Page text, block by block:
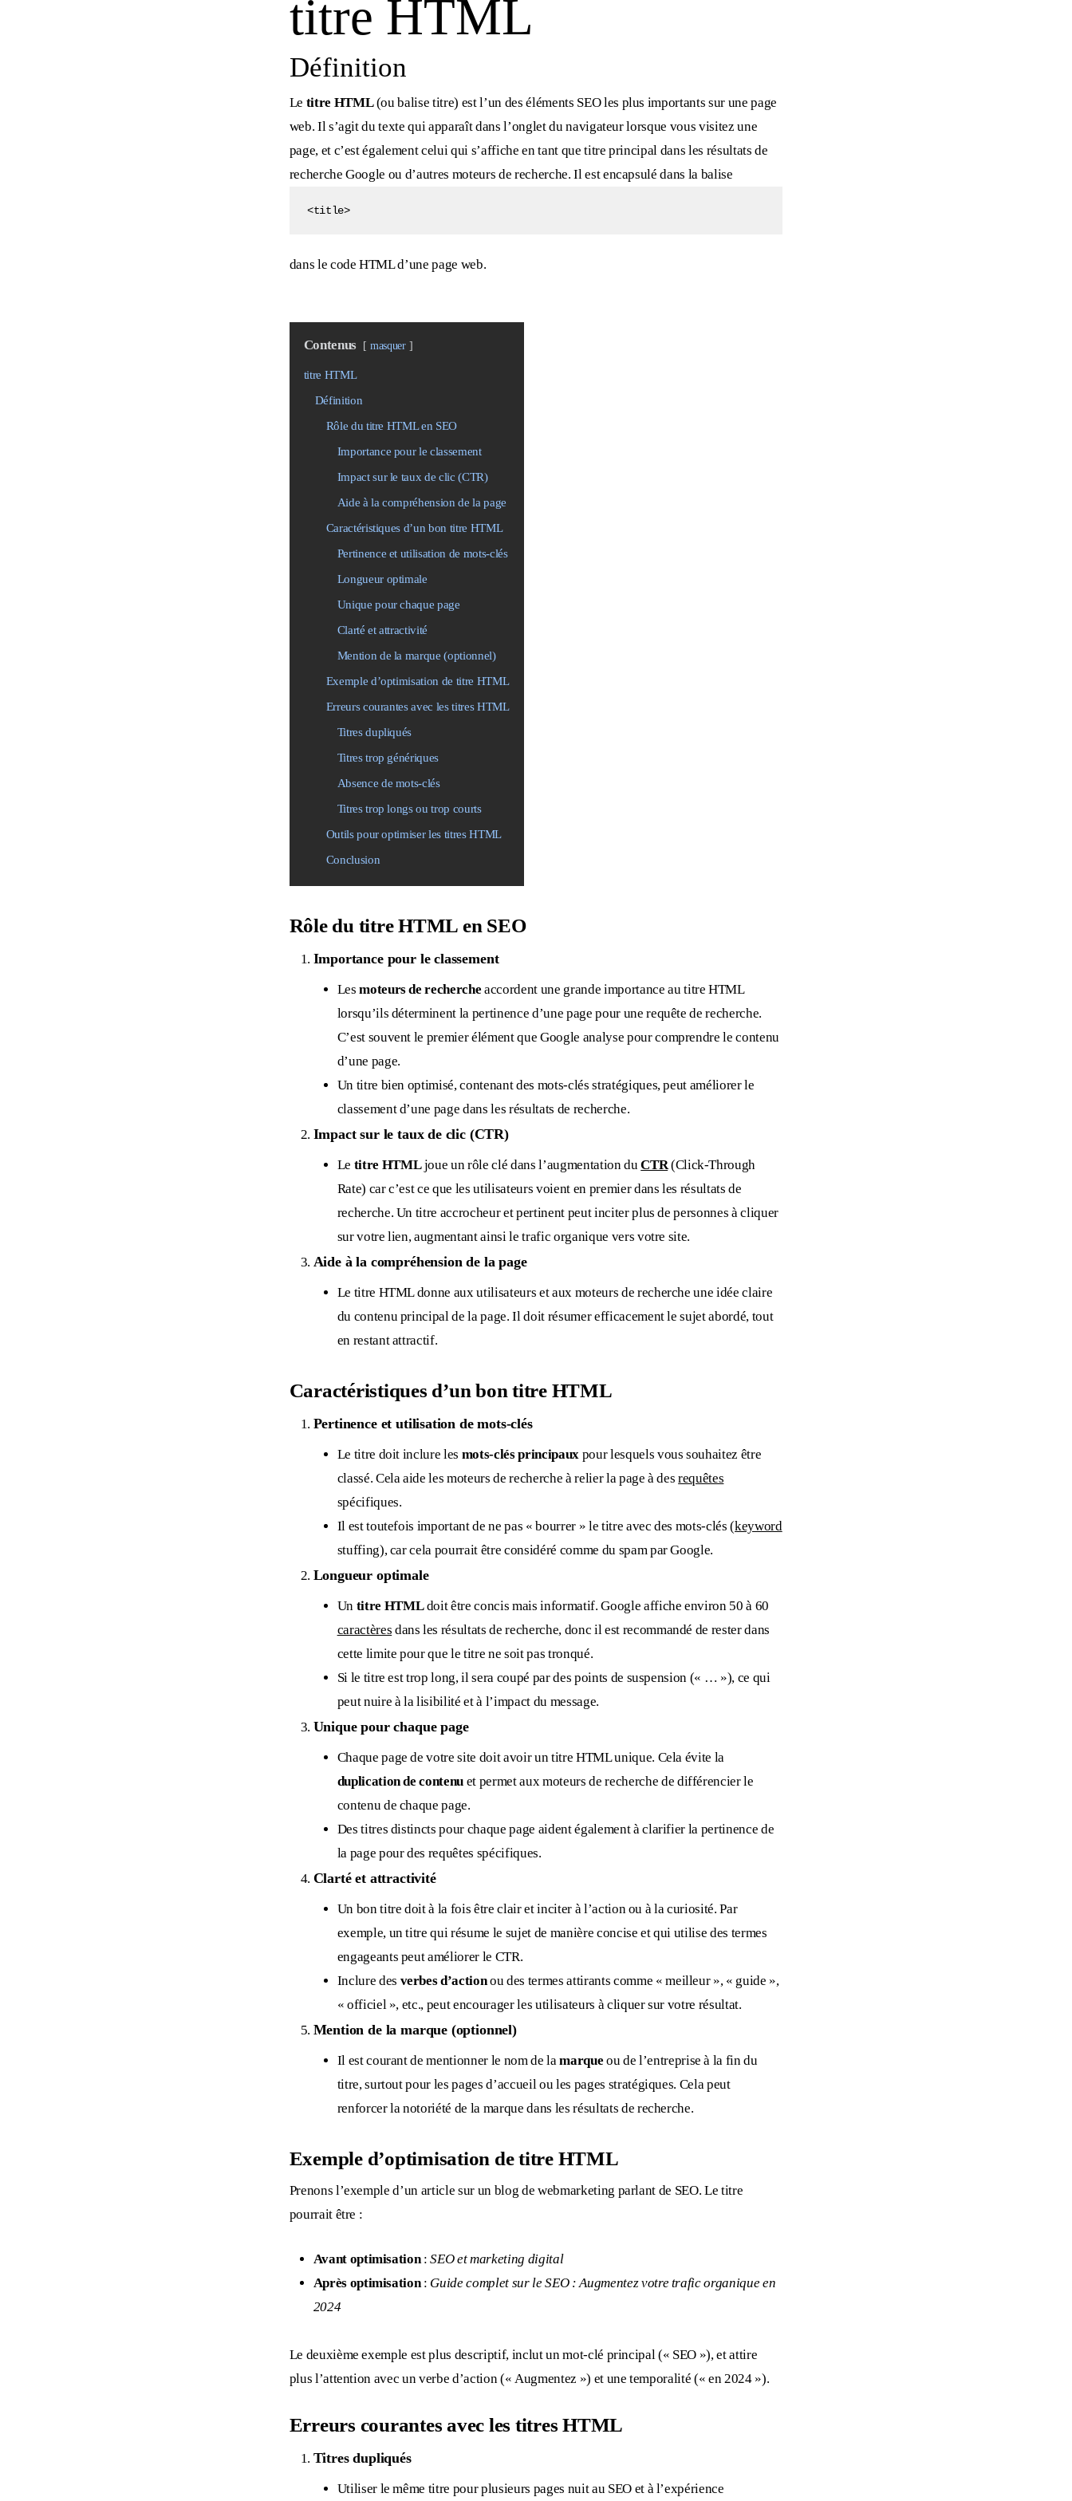
titre HTML
Définition
Le titre HTML(ou balise titre) est l’un des éléments SEO les plus importants sur une page
web. Il s’agit du texte qui apparaît dans l’onglet du navigateur lorsque vous visitez une
page, et c’est également celui qui s’affiche en tant que titre principal dans les résultats de
recherche Google ou d’autres moteurs de recherche. Il est encapsulé dans la balise
<title>
dans le code HTML d’une page web.
Contenus masquer
titre HTML
Définition
Rôle du titre HTML en SEO
Importance pour le classement
Impact sur le taux de clic (CTR)
Aide à la compréhension de la page
Caractéristiques d’un bon titre HTML
Pertinence et utilisation de mots-clés
Longueur optimale
Unique pour chaque page
Clarté et attractivité
Mention de la marque (optionnel)
Exemple d’optimisation de titre HTML
Erreurs courantes avec les titres HTML
Titres dupliqués
Titres trop génériques
Absence de mots-clés
Titres trop longs ou trop courts
Outils pour optimiser les titres HTML
Conclusion
Rôle du titre HTML en SEO
Importance pour le classement
Lesmoteurs de recherche accordent une grande importance au titre HTML
lorsqu’ils déterminent la pertinence d’une page pour une requête de recherche.
C’est souvent le premier élément que Google analyse pour comprendre le contenu
d’une page.
Un titre bien optimisé, contenant des mots-clés stratégiques, peut améliorer le
classement d’une page dans les résultats de recherche.
Impact sur le taux de clic (CTR)
Le titre HTMLjoue un rôle clé dans l’augmentation duCTR(Click-Through
Rate) car c’est ce que les utilisateurs voient en premier dans les résultats de
recherche. Un titre accrocheur et pertinent peut inciter plus de personnes à cliquer
sur votre lien, augmentant ainsi le trafic organique vers votre site.
Aide à la compréhension de la page
Le titre HTML donne aux utilisateurs et aux moteurs de recherche une idée claire
du contenu principal de la page. Il doit résumer efficacement le sujet abordé, tout
en restant attractif.
Caractéristiques d’un bon titre HTML
Pertinence et utilisation de mots-clés
Le titre doit inclure les mots-clés principauxpour lesquels vous souhaitez être
classé. Cela aide les moteurs de recherche à relier la page à desrequêtes
spécifiques.
Il est toutefois important de ne pas « bourrer » le titre avec des mots-clés (keyword
stuffing), car cela pourrait être considéré comme du spam par Google.
Longueur optimale
Un titre HTMLdoit être concis mais informatif. Google affiche environ 50 à 60
caractères dans les résultats de recherche, donc il est recommandé de rester dans
cette limite pour que le titre ne soit pas tronqué.
Si le titre est trop long, il sera coupé par des points de suspension (« … »), ce qui
peut nuire à la lisibilité et à l’impact du message.
Unique pour chaque page
Chaque page de votre site doit avoir un titre HTML unique. Cela évite la
duplication de contenu et permet aux moteurs de recherche de différencier le
contenu de chaque page.
Des titres distincts pour chaque page aident également à clarifier la pertinence de
la page pour des requêtes spécifiques.
Clarté et attractivité
Un bon titre doit à la fois être clair et inciter à l’action ou à la curiosité. Par
exemple, un titre qui résume le sujet de manière concise et qui utilise des termes
engageants peut améliorer le CTR.
Inclure des verbes d’actionou des termes attirants comme « meilleur », « guide »,
« officiel », etc., peut encourager les utilisateurs à cliquer sur votre résultat.
Mention de la marque (optionnel)
Il est courant de mentionner le nom de lamarque ou de l’entreprise à la fin du
titre, surtout pour les pages d’accueil ou les pages stratégiques. Cela peut
renforcer la notoriété de la marque dans les résultats de recherche.
Exemple d’optimisation de titre HTML
Prenons l’exemple d’un article sur un blog de webmarketing parlant de SEO. Le titre
pourrait être :
Avant optimisation:SEO et marketing digital
Après optimisation: Guide complet sur le SEO : Augmentez votre trafic organique en
2024
Le deuxième exemple est plus descriptif, inclut un mot-clé principal (« SEO »), et attire
plus l’attention avec un verbe d’action (« Augmentez ») et une temporalité (« en 2024 »).
Erreurs courantes avec les titres HTML
Titres dupliqués
Utiliser le même titre pour plusieurs pages nuit au SEO et à l’expérience